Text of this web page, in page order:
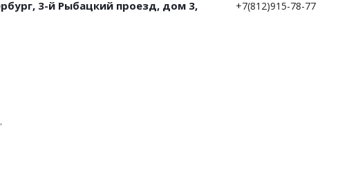
3-й Рыбацкий проезд, дом 3,
+7(812)915-78-77